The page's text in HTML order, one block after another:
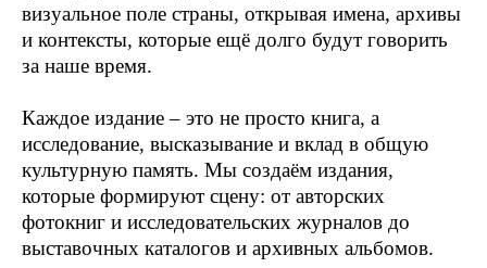
визуальное поле страны, открывая имена, архивы
и контексты, которые ещё долго будут говорить
за наше время.
Каждое издание – это не просто книга, а
исследование, высказывание и вклад в общую
культурную память. Мы создаём издания,
которые формируют сцену: от авторских
фотокниг и исследовательских журналов до
выставочных каталогов и архивных альбомов.